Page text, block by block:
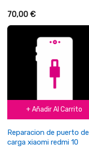
70,00 €
+ Añadir Al Carrito
Reparacion de puerto de
carga xiaomi redmi 10